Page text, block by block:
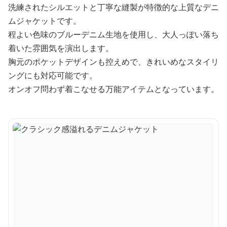
洗練されたシルエットと丁寧な縫製が特徴的な上質なデニ
ムジャケットです。
程よい色味のブルーデニム生地を使用し、大人っぽい落ち
着いた雰囲気を演出します。
胸元のポケットデザインも控えめで、きれいめなスタイリ
ングにも対応可能です。
オンオフ問わず着こなせる万能アイテムとなっています。